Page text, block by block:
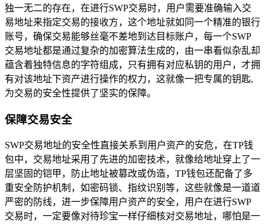
独一无二的存在，在进行SWP交易时，用户需要准确输入交
易地址来指定交易的接收方，这个地址就如同一个精准的银行
账号，确保交易能够丝毫不差地到达目标账户，每一个SWP
交易地址都是通过复杂的加密算法生成的，由一串看似杂乱却
蕴含着独特信息的字符组成，只有拥有对应私钥的用户，才拥
有对该地址下资产进行操作的权力，这就像一把专属的钥匙,
为交易的安全性提供了坚实的保障。
保障交易安全
SWP交易地址的安全性直接关系到用户资产的安危，在TP钱
包中，交易地址采用了先进的加密技术，就像给地址穿上了一
层坚固的铠甲，防止地址被篡改或伪造，TP钱包还配备了多
重安全防护机制，如密码锁、指纹识别等，这些就像是一道道
严密的防线，进一步保障用户资产的安全，用户在进行SWP
交易时，一定要像对待珍宝一样仔细核对交易地址，哪怕是一